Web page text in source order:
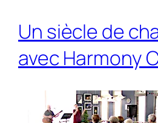
Un siècle de
avec Harmony